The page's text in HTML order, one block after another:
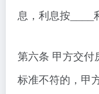
息，利息按____
第六条 甲方交付
标准不符的，甲